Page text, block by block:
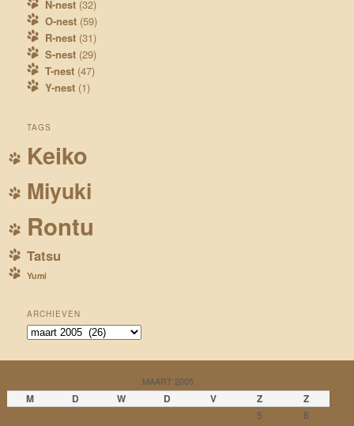
N-nest(32)
O-nest(59)
R-nest(31)
S-nest(29)
T-nest(47)
Y-nest(1)
TAGS
Keiko
Miyuki
Rontu
Tatsu
Yumi
ARCHIEVEN
Archieven
MAART 2005
M D W D V Z
Z
5 6